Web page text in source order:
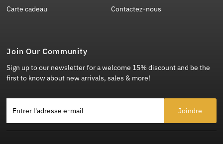
Carte cadeau
Contactez-nous
Join Our Community
Sign up to our newsletter for a welcome 15% discount and be the
first to know about new arrivals, sales & more!